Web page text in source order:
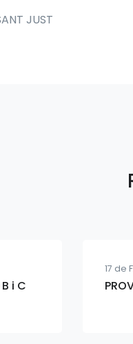
JUST
i C
17 de